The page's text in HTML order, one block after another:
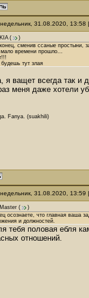
31.08.2020,
KIA(
)
сменив ссаные простыни,
времени прошло...
будешь тут злая
я ващет всегда так и
меня даже хотели
Fanya. (suakhili)
31.08.2020,
Master (
)
осознаете, что главная ваша
и должностей.
тебя половая ебля
отношений.